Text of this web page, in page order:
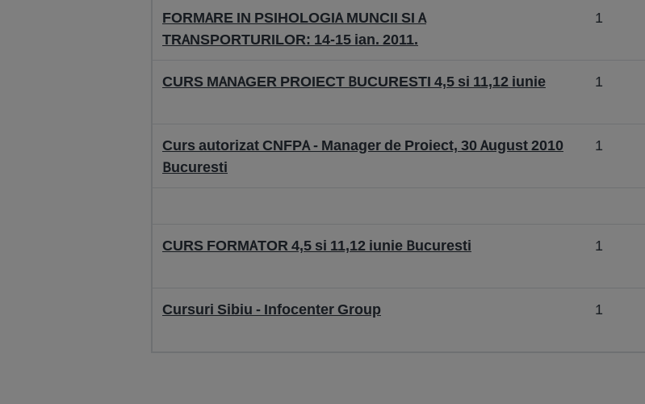
FORMARE IN PSIHOLOGIA MUNCII SI A
TRANSPORTURILOR: 14-15 ian. 2011.
1
CURS MANAGER PROIECT BUCURESTI 4,5 si 11,12 iunie 1
Curs autorizat CNFPA - Manager de Proiect, 30 August 2010
Bucuresti
1
CURS FORMATOR 4,5 si 11,12 iunie Bucuresti 1
Cursuri Sibiu - Infocenter Group 1